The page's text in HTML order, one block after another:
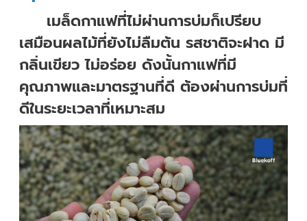
เมล็ดกาแฟที่ไม่ผ่านการบ่มก็เปรียบ
เสมือนผลไม้ที่ยังไม่ลืมต้น รสชาติจะฝาด มี
กลิ่นเขียว ไม่อร่อย ดังนั้นกาแฟที่มี
คุณภาพและมาตรฐานที่ดี ต้องผ่านการบ่มที่
ดีในระยะเวลาที่เหมาะสม